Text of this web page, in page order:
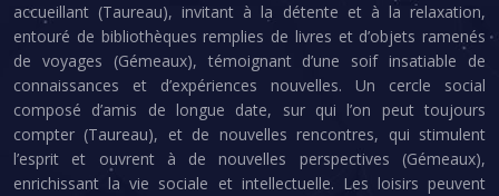
accueillant (Taureau), invitant à la détente et à la relaxation,
entouré de bibliothèques remplies de livres et d’objets ramenés
de voyages (Gémeaux), témoignant d’une soif insatiable de
connaissances et d’expériences nouvelles. Un cercle social
composé d’amis de longue date, sur qui l’on peut toujours
compter (Taureau), et de nouvelles rencontres, qui stimulent
l’esprit et ouvrent à de nouvelles perspectives (Gémeaux),
enrichissant la vie sociale et intellectuelle. Les loisirs peuvent